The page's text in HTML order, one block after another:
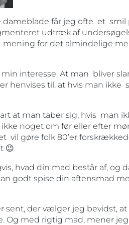
får jeg ofte et smil
udtræk af
mening for det almindelige
interesse. At man bliver
henvises til, at hvis man ikke
at man taber sig, hvis man
noget om før eller efter
vil gøre folk 80’er
😉
hvad din mad består af, og
godt spise din aftensmad
sent, der vælger jeg bevidst,
Og med rigtig mad, mener